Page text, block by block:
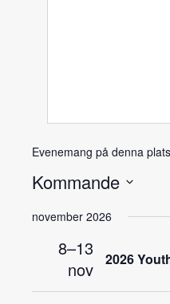
Evenemang på denna plats
Kommande
datum.
november 2026
8–13
nov
2026